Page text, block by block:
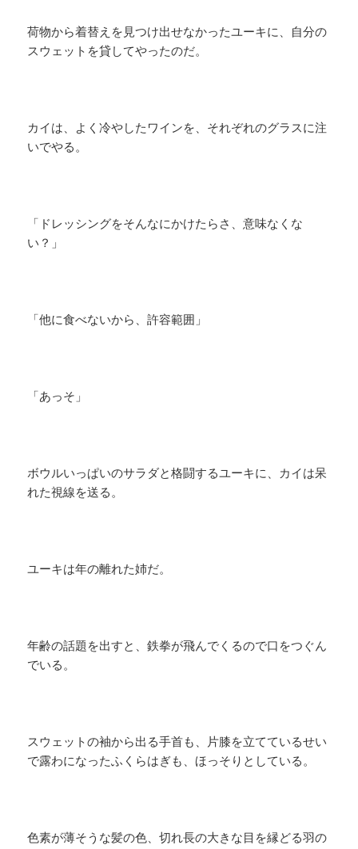
荷物から着替えを見つけ出せなかったユーキに、自分の
スウェットを貸してやったのだ。
カイは、よく冷やしたワインを、それぞれのグラスに注
いでやる。
「ドレッシングをそんなにかけたらさ、意味なくな
い？」
「他に食べないから、許容範囲」
「あっそ」
ボウルいっぱいのサラダと格闘するユーキに、カイは呆
れた視線を送る。
ユーキは年の離れた姉だ。
年齢の話題を出すと、鉄拳が飛んでくるので口をつぐん
でいる。
スウェットの袖から出る手首も、片膝を立てているせい
で露わになったふくらはぎも、ほっそりとしている。
色素が薄そうな髪の色、切れ長の大きな目を縁どる羽の